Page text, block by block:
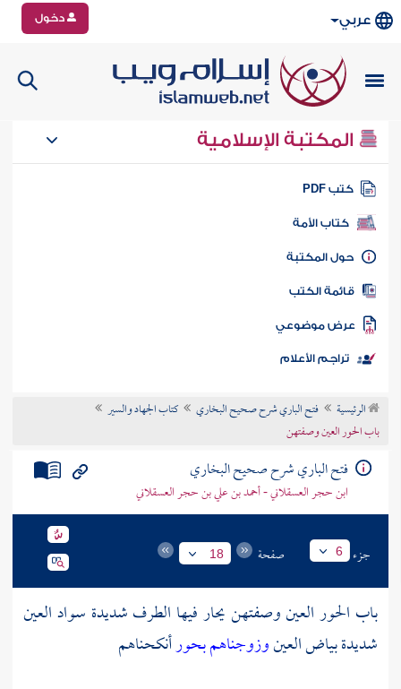
عربي دخول
المكتبة الإسلامية
كتب PDF
كتاب الأمة
المكتبة
الكتب
موضوعي
تراجم الأعلام
الرئيسية فتح الباري شرح صحيح البخاري
كتاب الجهاد والسير
باب الحور العين وصفتهن
فتح الباري شرح صحيح البخاري
ابن حجر العسقلاني - أحمد بن علي بن حجر العسقلاني
جزء 6 صفحة 18
باب الحور العين وصفتهن يحار فيها الطرف شديدة سواد العين
شديدة بياض العينوزوجناهم بحورأنكحناهم